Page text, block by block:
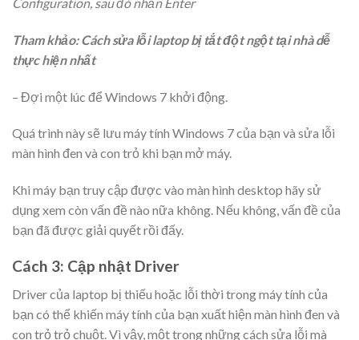
Tham khảo: Cách sửa lỗi laptop bị tắt đột ngột tại nhà dễ
thực hiện nhất
– Đợi một lúc để Windows 7 khởi động.
Quá trình này sẽ lưu máy tính Windows 7 của bạn và sửa lỗi
màn hình đen và con trỏ khi bạn mở máy.
Khi máy bạn truy cập được vào màn hình desktop hãy sử
dụng xem còn vấn đề nào nữa không. Nếu không, vấn đề của
bạn đã được giải quyết rồi đấy.
Cách 3: Cập nhật Driver
Driver của laptop bị thiếu hoặc lỗi thời trong máy tính của
bạn có thể khiến máy tính của bạn xuất hiện màn hình đen và
con trỏ trỏ chuột. Vì vậy, một trong những cách sửa lỗi mà